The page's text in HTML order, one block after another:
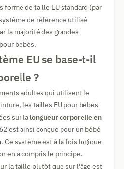
forme de taille EU standard (par
de référence utilisé
la majorité des grandes
bébés.
EU se base-t-il
?
adultes qui utilisent le
les tailles EU pour bébés
sur la longueur corporelle en
est ainsi conçue pour un bébé
Ce système est à la fois logique
en a compris le principe.
la taille plutôt que sur l'âge est